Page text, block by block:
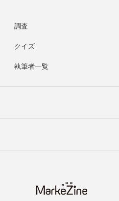
調査
クイズ
執筆者一覧